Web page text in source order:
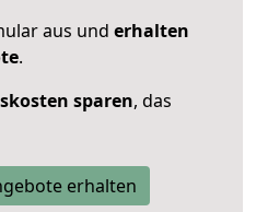
aus und erhalten
.
sparen, das
erhalten